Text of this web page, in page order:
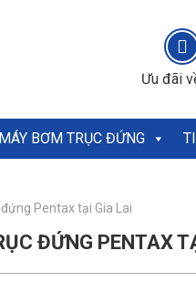
Ưu đãi
MÁY BƠM TRỤC ĐỨNG
Pentax tại Gia Lai
ĐỨNG PENTAX